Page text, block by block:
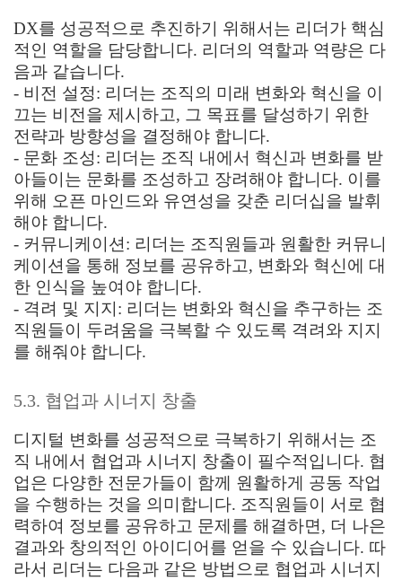
DX를 성공적으로 추진하기 위해서는 리더가 핵심
적인 역할을 담당합니다. 리더의 역할과 역량은 다
음과 같습니다.
- 비전 설정: 리더는 조직의 미래 변화와 혁신을 이
끄는 비전을 제시하고, 그 목표를 달성하기 위한
전략과 방향성을 결정해야 합니다.
- 문화 조성: 리더는 조직 내에서 혁신과 변화를 받
아들이는 문화를 조성하고 장려해야 합니다. 이를
위해 오픈 마인드와 유연성을 갖춘 리더십을 발휘
해야 합니다.
- 커뮤니케이션: 리더는 조직원들과 원활한 커뮤니
케이션을 통해 정보를 공유하고, 변화와 혁신에 대
한 인식을 높여야 합니다.
- 격려 및 지지: 리더는 변화와 혁신을 추구하는 조
직원들이 두려움을 극복할 수 있도록 격려와 지지
를 해줘야 합니다.
5.3. 협업과 시너지 창출
디지털 변화를 성공적으로 극복하기 위해서는 조
직 내에서 협업과 시너지 창출이 필수적입니다. 협
업은 다양한 전문가들이 함께 원활하게 공동 작업
을 수행하는 것을 의미합니다. 조직원들이 서로 협
력하여 정보를 공유하고 문제를 해결하면, 더 나은
결과와 창의적인 아이디어를 얻을 수 있습니다. 따
라서 리더는 다음과 같은 방법으로 협업과 시너지